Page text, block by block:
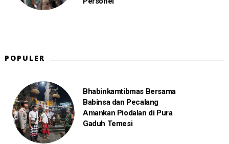
POPULER
Bhabinkamtibmas Bersama
Babinsa dan Pecalang
Amankan Piodalan di Pura
Gaduh Temesi